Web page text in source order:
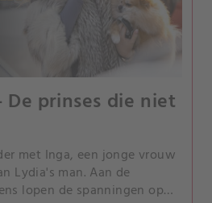
prinses die niet
met Inga, een jonge vrouw
Lydia's man. Aan de
lopen de spanningen op